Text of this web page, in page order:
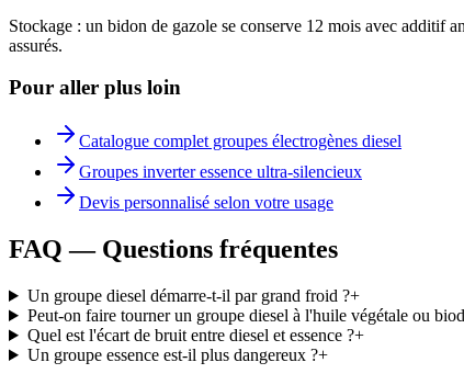
Stockage : un bidon de gazole se conserve 12 mois avec additif
assurés.
Pour aller plus loin
Catalogue complet groupes électrogènes diesel
Groupes inverter essence ultra-silencieux
Devis personnalisé selon votre usage
FAQ — Questions fréquentes
Un groupe diesel démarre-t-il par grand froid ?+
Peut-on faire tourner un groupe diesel à l'huile végétale ou
Quel est l'écart de bruit entre diesel et essence ?+
Un groupe essence est-il plus dangereux ?+